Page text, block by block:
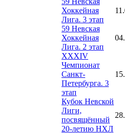
Хоккейная
Лига. 3 этап
59 Невская
Хоккейная
Лига. 2 этап
XXXIV
Чемпионат
Санкт-
Петербурга. 3
этап
Кубок Невской
Лиги,
посвящённый
20-летию НХЛ